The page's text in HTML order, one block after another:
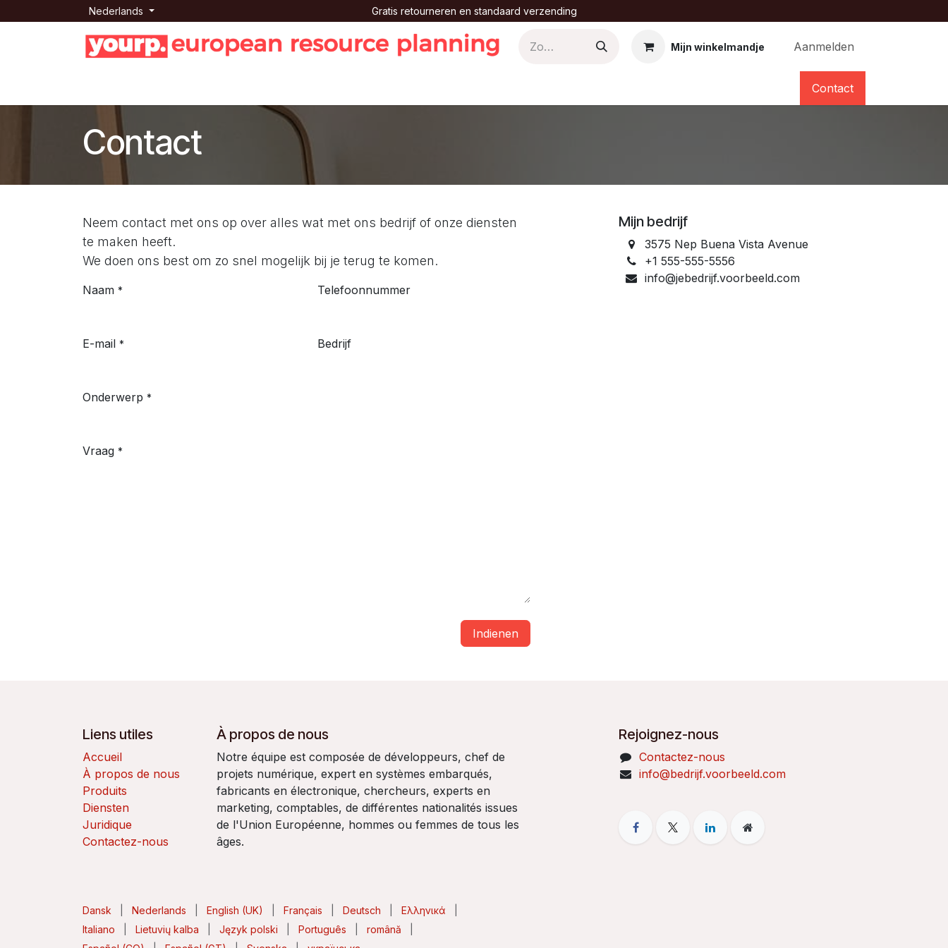
Overslaan naar inhoud
Nederlands Gratis retourneren en standaard verzending
Mijn winkelmandje Aanmelden
Contact
Contact
Neem contact met ons op over alles wat met ons bedrijf of onze diensten
te maken heeft.
We doen ons best om zo snel mogelijk bij je terug te komen.
Naam * Telefoonnummer
E-mail * Bedrijf
Onderwerp *
Vraag *
Indienen
Mijn bedrijf
3575 Nep Buena Vista Avenue
+1 555-555-5556
info@jebedrijf.voorbeeld.com
Liens utiles
Accueil
À propos de nous
Produits
Diensten
Juridique
Contactez-nous
À propos de nous
Notre équipe est composée de développeurs, chef de
projets numérique, expert en systèmes embarqués,
fabricants en électronique, chercheurs, experts en
marketing, comptables, de différentes nationalités issues
de l'Union Européenne, hommes ou femmes de tous les
âges.
Rejoignez-nous
Contactez-nous
info@bedrijf.voorbeeld.com
Dansk Nederlands English (UK) Français Deutsch Ελληνικά
Italiano
Lietuvių kalba Język polski Português română